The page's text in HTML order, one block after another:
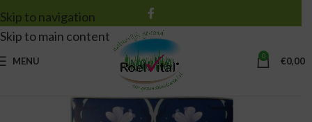
Skip to navigation
Skip to main content
MENU 0 €0,00